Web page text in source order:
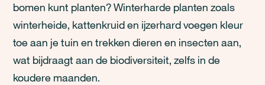
bomen kunt planten? Winterharde planten zoals
winterheide, kattenkruid en ijzerhard voegen kleur
toe aan je tuin en trekken dieren en insecten aan,
wat bijdraagt aan de biodiversiteit, zelfs in de
koudere maanden.